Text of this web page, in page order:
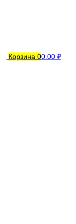
Корзина 00.00 ₽